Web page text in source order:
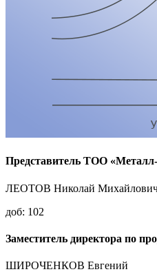
Представитель ТОО
ЛЕОТОВ Николай
доб: 102
Заместитель директора по
ШИРОЧЕНКОВ Евгений